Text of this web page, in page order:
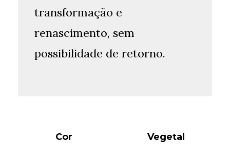
transformação e
renascimento, sem
possibilidade de retorno.
Cor Vegetal